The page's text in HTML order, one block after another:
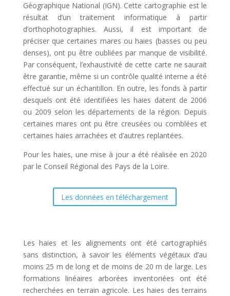
Géographique National (IGN). Cette cartographie est le
résultat d’un traitement informatique à partir
d’orthophotographies. Aussi, il est important de
préciser que certaines mares ou haies (basses ou peu
denses), ont pu être oubliées par manque de visibilité.
Par conséquent, l’exhaustivité de cette carte ne saurait
être garantie, même si un contrôle qualité interne a été
effectué sur un échantillon. En outre, les fonds à partir
desquels ont été identifiées les haies datent de 2006
ou 2009 selon les départements de la région. Depuis
certaines mares ont pu être creusées ou comblées et
certaines haies arrachées et d’autres replantées.
Pour les haies, une mise à jour a été réalisée en 2020
par le Conseil Régional des Pays de la Loire.
Les données en téléchargement
Les haies et les alignements ont été cartographiés
sans distinction, à savoir les éléments végétaux d’au
moins 25 m de long et de moins de 20 m de large. Les
formations linéaires arborées inventoriées ont été
recherchées en terrain agricole. Les haies des terrains